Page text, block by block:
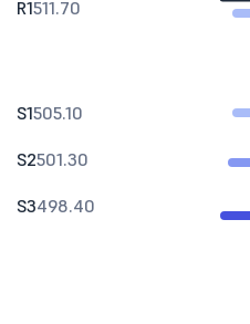
R1511.70
S1505.10
S2501.30
S3498.40